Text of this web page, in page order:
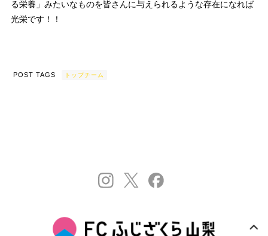
る栄養」みたいなものを皆さんに与えられるような存在になれば
光栄です！！
POST TAGS トップチーム